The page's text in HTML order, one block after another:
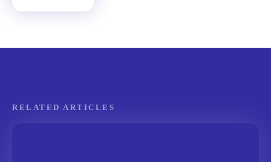
RELATED ARTICLES